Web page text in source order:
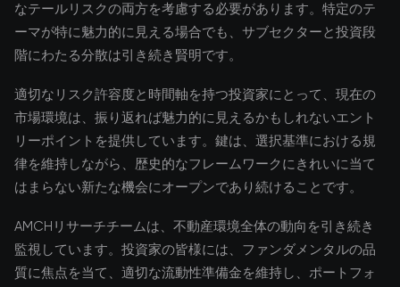
なテールリスクの両方を考慮する必要があります。特定のテ
ーマが特に魅力的に見える場合でも、サブセクターと投資段
階にわたる分散は引き続き賢明です。
適切なリスク許容度と時間軸を持つ投資家にとって、現在の
市場環境は、振り返れば魅力的に見えるかもしれないエント
リーポイントを提供しています。鍵は、選択基準における規
律を維持しながら、歴史的なフレームワークにきれいに当て
はまらない新たな機会にオープンであり続けることです。
AMCHリサーチチームは、不動産環境全体の動向を引き続き
監視しています。投資家の皆様には、ファンダメンタルの品
質に焦点を当て、適切な流動性準備金を維持し、ポートフォ